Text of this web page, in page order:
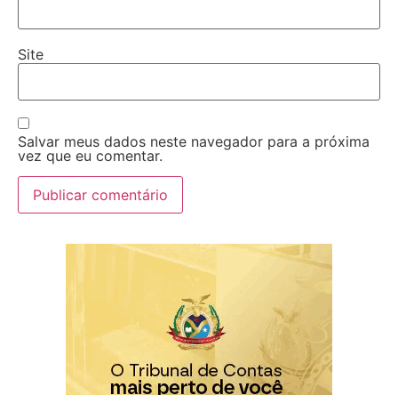
Site
Salvar meus dados neste navegador para a próxima
vez que eu comentar.